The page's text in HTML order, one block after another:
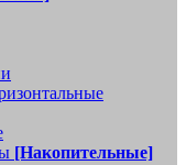
[Накопительные]